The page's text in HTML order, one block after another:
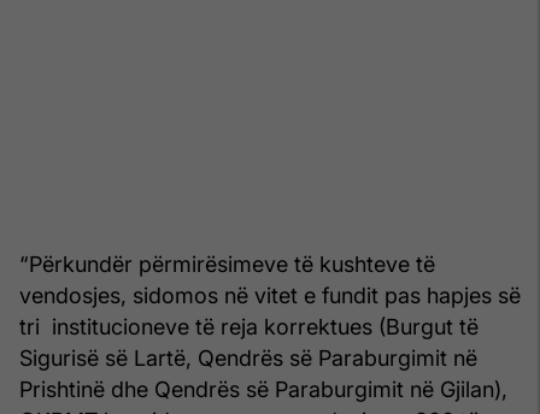
“Përkundër përmirësimeve të kushteve të
vendosjes, sidomos në vitet e fundit pas hapjes së
tri institucioneve të reja korrektues (Burgut të
Sigurisë së Lartë, Qendrës së Paraburgimit në
Prishtinë dhe Qendrës së Paraburgimit në Gjilan),